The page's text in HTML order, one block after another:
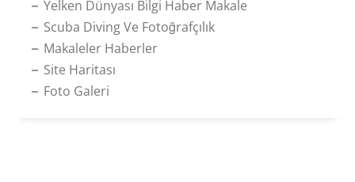
Yelken Dünyası Bilgi Haber Makale
Scuba Diving Ve Fotoğrafçılık
Makaleler Haberler
Site Haritası
Foto Galeri